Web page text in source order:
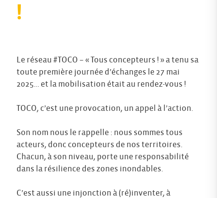
!
Le réseau #TOCO – « Tous concepteurs ! » a tenu sa
toute première journée d’échanges le 27 mai
2025… et la mobilisation était au rendez-vous !
TOCO, c’est une provocation, un appel à l’action.
Son nom nous le rappelle : nous sommes tous
acteurs, donc concepteurs de nos territoires.
Chacun, à son niveau, porte une responsabilité
dans la résilience des zones inondables.
C’est aussi une injonction à (ré)inventer, à